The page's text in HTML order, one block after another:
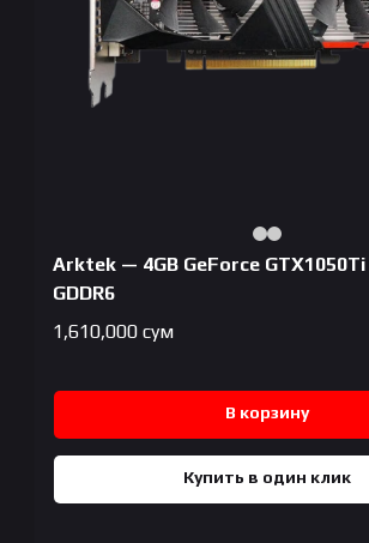
Arktek — 4GB GeForce
GDDR6
1,610,000 сум
В корзину
Купить в один клик